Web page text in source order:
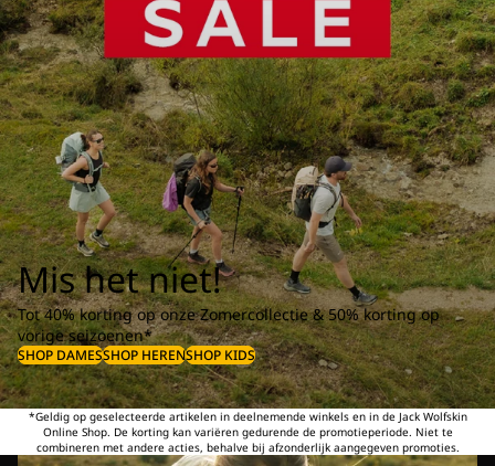
Mis het niet!
Tot 40% korting op onze Zomercollectie & 50% korting op
vorige seizoenen*
SHOP DAMESSHOP HERENSHOP KIDS
*Geldig op geselecteerde artikelen in deelnemende winkels en in de Jack Wolfskin
Online Shop. De korting kan variëren gedurende de promotieperiode. Niet te
combineren met andere acties, behalve bij afzonderlijk aangegeven promoties.